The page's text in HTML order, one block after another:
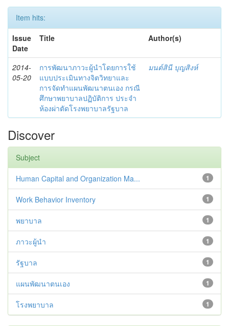
Item hits:
Issue
Date
Title Author(s)
2014-
05-20
การพัฒนาภาวะผู้นำโดยการใช้
แบบประเมินทางจิตวิทยาและ
การจัดทำแผนพัฒนาตนเอง กรณี
ศึกษาพยาบาลปฏิบัติการ ประจำ
ห้องผ่าตัดโรงพยาบาลรัฐบาล
มนต์สินี บุญสิงห์
Discover
Subject
1
Human Capital and Organization Ma...
1
Work Behavior Inventory
1
พยาบาล
1
ภาวะผู้นำ
1
รัฐบาล
1
แผนพัฒนาตนเอง
1
โรงพยาบาล